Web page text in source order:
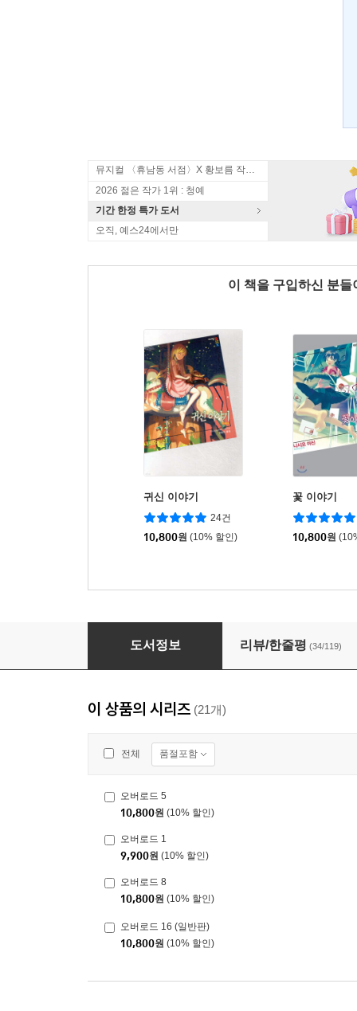
뮤지컬 〈휴남동 서점〉X 황보름 작가 북토크
2026 젊은 작가 1위 : 청예
기간 한정 특가 도서
오직, 예스24에서만
이 책을 구입하신 분
귀신 이야기
24건
10,800원 (10% 할인)
꽃 이야기
10,800원
오버로드 10
도서정보 리뷰/한줄평 (34/119)
이 상품의 시리즈 (21개)
전체 품절포함
오버로드 5
10,800원 (10% 할인)
오버로드 1
9,900원 (10% 할인)
오버로드 8
10,800원 (10% 할인)
오버로드 16 (일반판)
10,800원 (10% 할인)